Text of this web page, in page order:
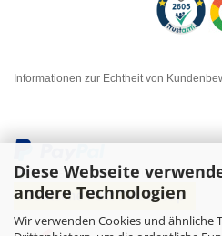
Diese Webseite
andere Technologien
Wir verwenden Cookies und ähnliche
Informationen zur Echtheit von